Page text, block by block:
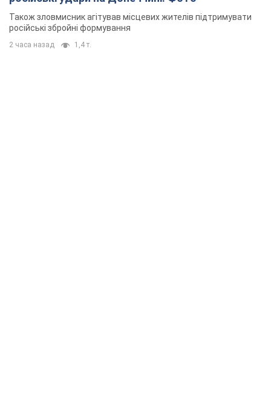
Також зловмисник агітував місцевих жителів підтримувати
російські збройні формування
2 часа назад 1,4 т.